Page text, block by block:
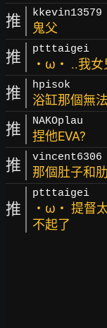
推 kkevin13579
鬼父
推 ptttaigei
・ω・ ..我
推 hpisok
浴缸那個無
推 NAKOplau
捏他EVA?
推 vincent6306
那個肚子和
推
ptttaigei
・ω・ 提督
不起了